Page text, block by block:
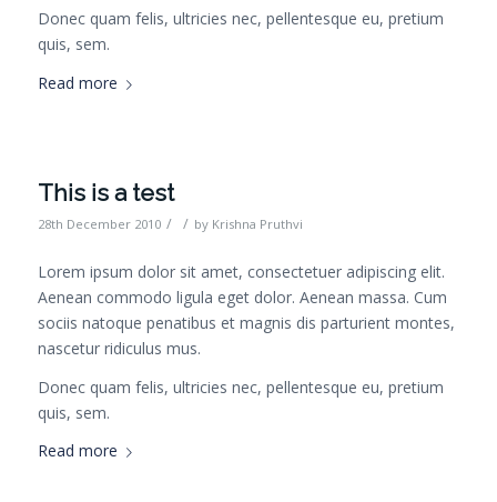
Donec quam felis, ultricies nec, pellentesque eu, pretium
quis, sem.
Read more
This is a test
28th December 2010 / / by Krishna Pruthvi
Lorem ipsum dolor sit amet, consectetuer adipiscing elit.
Aenean commodo ligula eget dolor. Aenean massa. Cum
sociis natoque penatibus et magnis dis parturient montes,
nascetur ridiculus mus.
Donec quam felis, ultricies nec, pellentesque eu, pretium
quis, sem.
Read more